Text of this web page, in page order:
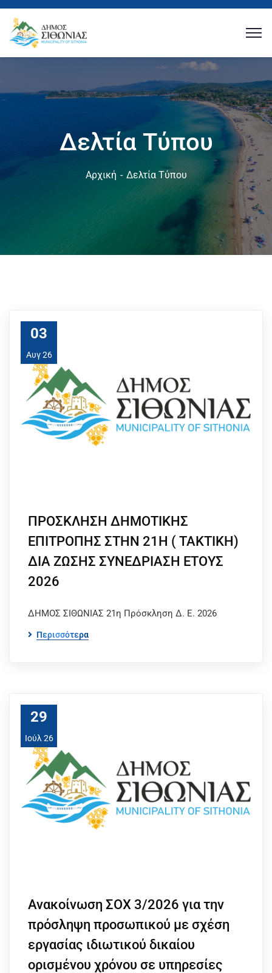
Δελτία Τύπου
Αρχική Δελτία Τύπου
03
Αυγ 26
ΠΡΟΣΚΛΗΣΗ ΔΗΜΟΤΙΚΗΣ
ΕΠΙΤΡΟΠΗΣ ΣΤΗΝ 21Η ( ΤΑΚΤΙΚΗ)
ΔΙΑ ΖΩΣΗΣ ΣΥΝΕΔΡΙΑΣΗ ΕΤΟΥΣ
2026
ΔΗΜΟΣ ΣΙΘΩΝΙΑΣ 21η Πρόσκληση Δ. Ε. 2026
Περισσότερα
29
Ιούλ 26
Ανακοίνωση ΣΟΧ 3/2026 για την
πρόσληψη προσωπικού με σχέση
εργασίας ιδιωτικού δικαίου
ορισμένου χρόνου σε υπηρεσίες